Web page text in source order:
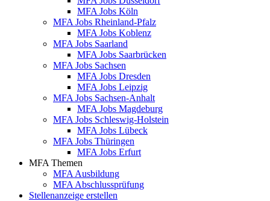
MFA Jobs Köln
MFA Jobs Rheinland-Pfalz
MFA Jobs Koblenz
MFA Jobs Saarland
MFA Jobs Saarbrücken
MFA Jobs Sachsen
MFA Jobs Dresden
MFA Jobs Leipzig
MFA Jobs Sachsen-Anhalt
MFA Jobs Magdeburg
MFA Jobs Schleswig-Holstein
MFA Jobs Lübeck
MFA Jobs Thüringen
MFA Jobs Erfurt
MFA Themen
MFA Ausbildung
MFA Abschlussprüfung
Stellenanzeige erstellen